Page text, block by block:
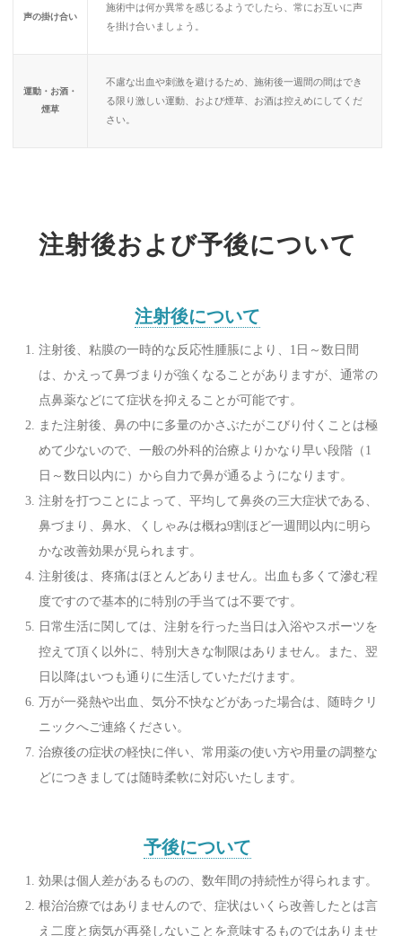
声の掛け合い
施術中は何か異常を感じるようでしたら、常にお互いに声
を掛け合いましょう。
運動・お酒・
煙草
不慮な出血や刺激を避けるため、施術後一週間の間はでき
る限り激しい運動、および煙草、お酒は控えめにしてくだ
さい。
注射後および予後について
注射後について
注射後、粘膜の一時的な反応性腫脹により、1日～数日間
は、かえって鼻づまりが強くなることがありますが、通常の
点鼻薬などにて症状を抑えることが可能です。
また注射後、鼻の中に多量のかさぶたがこびり付くことは極
めて少ないので、一般の外科的治療よりかなり早い段階（1
日～数日以内に）から自力で鼻が通るようになります。
注射を打つことによって、平均して鼻炎の三大症状である、
鼻づまり、鼻水、くしゃみは概ね9割ほど一週間以内に明ら
かな改善効果が見られます。
注射後は、疼痛はほとんどありません。出血も多くて滲む程
度ですので基本的に特別の手当ては不要です。
日常生活に関しては、注射を行った当日は入浴やスポーツを
控えて頂く以外に、特別大きな制限はありません。また、翌
日以降はいつも通りに生活していただけます。
万が一発熱や出血、気分不快などがあった場合は、随時クリ
ニックへご連絡ください。
治療後の症状の軽快に伴い、常用薬の使い方や用量の調整な
どにつきましては随時柔軟に対応いたします。
予後について
効果は個人差があるものの、数年間の持続性が得られます。
根治治療ではありませんので、症状はいくら改善したとは言
え二度と病気が再発しないことを意味するものではありませ